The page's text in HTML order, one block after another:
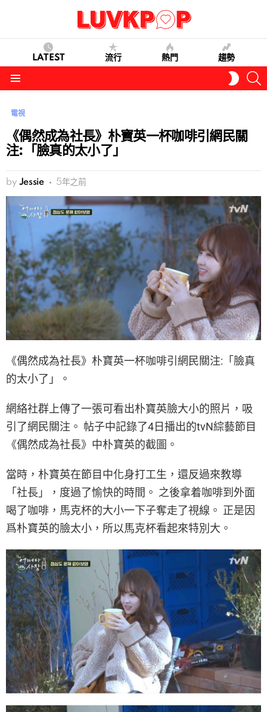
LATEST 流行 熱門 趨勢
SKIN
電視
《偶然成為社長》朴寶英一杯咖啡引網民關
注:「臉真的太小了」
by Jessie 5年之前
《偶然成為社長》朴寶英一杯咖啡引網民關注:「臉真
的太小了」。
網絡社群上傳了一張可看出朴寶英臉大小的照片，吸
引了網民關注。 帖子中記錄了4日播出的tvN綜藝節目
《偶然成為社長》中朴寶英的截圖。
當時，朴寶英在節目中化身打工生，還反過來教導
「社長」，度過了愉快的時間。 之後拿着咖啡到外面
喝了咖啡，馬克杯的大小一下子奪走了視線。 正是因
爲朴寶英的臉太小，所以馬克杯看起來特別大。